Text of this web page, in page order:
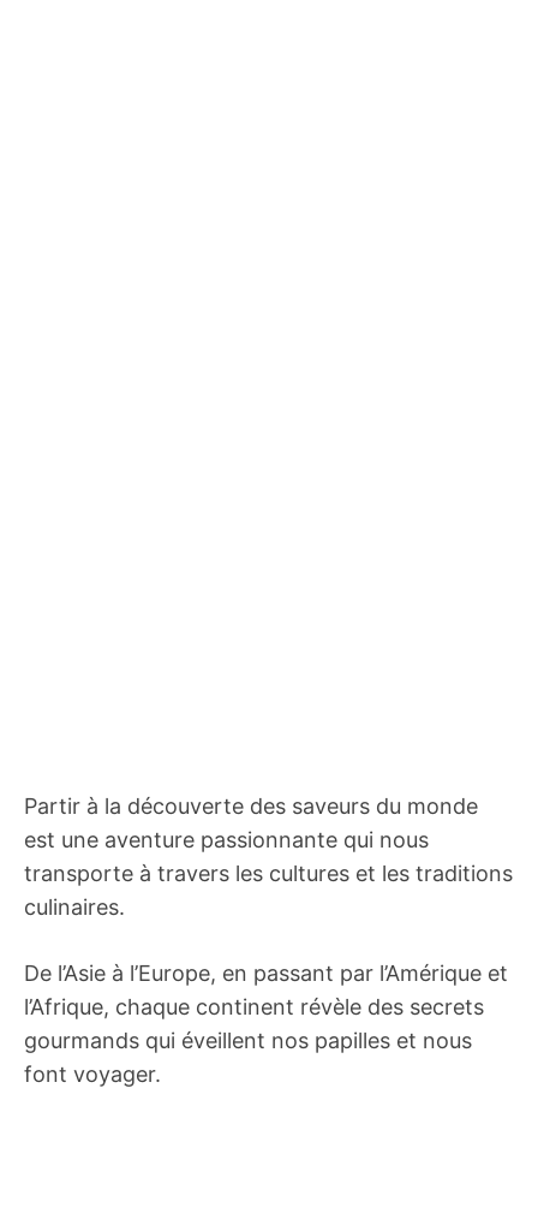
Partir à la découverte des saveurs du monde
est une aventure passionnante qui nous
transporte à travers les cultures et les traditions
culinaires.
De l’Asie à l’Europe, en passant par l’Amérique et
l’Afrique, chaque continent révèle des secrets
gourmands qui éveillent nos papilles et nous
font voyager.